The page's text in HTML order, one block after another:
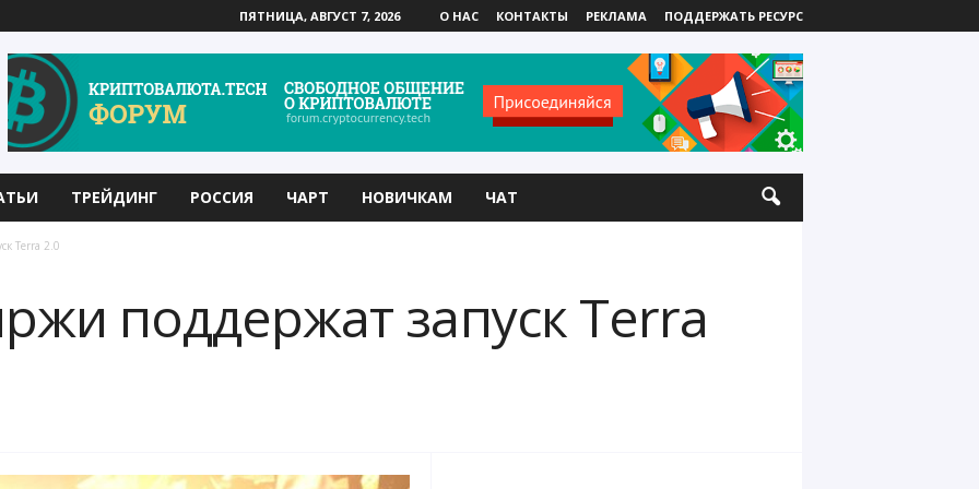
ПЯТНИЦА, АВГУСТ 7, 2026 О НАС КОНТАКТЫ РЕКЛАМА ПОДДЕРЖАТЬ РЕСУРС
ТРЕЙДИНГ РОССИЯ ЧАРТ НОВИЧКАМ ЧАТ
Terra 2.0
поддержат запуск Terra